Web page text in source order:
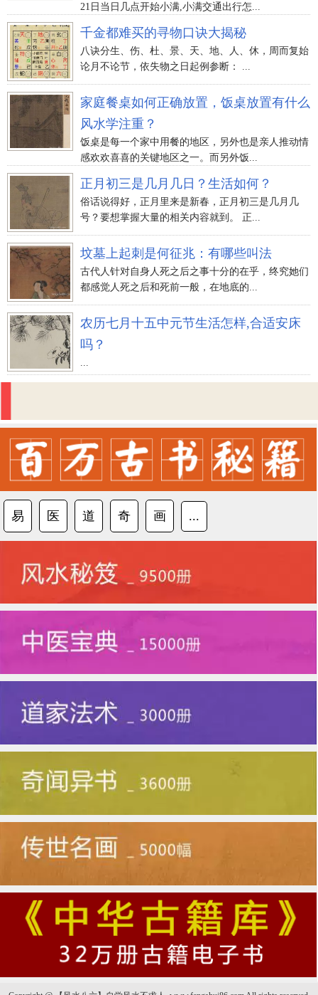
21日当日几点开始小满,小满交通出行怎...
千金都难买的寻物口诀大揭秘
八诀分生、伤、杜、景、天、地、人、休，周而复始
论月不论节，依失物之日起例参断： ...
家庭餐桌如何正确放置，饭桌放置有什么
风水学注重？
饭桌是每一个家中用餐的地区，另外也是亲人推动情
感欢欢喜喜的关键地区之一。而另外饭...
正月初三是几月几日？生活如何？
俗话说得好，正月里来是新春，正月初三是几月几
号？要想掌握大量的相关内容就到。 正...
坟墓上起刺是何征兆：有哪些叫法
古代人针对自身人死之后之事十分的在乎，终究她们
都感觉人死之后和死前一般，在地底的...
农历七月十五中元节生活怎样,合适安床
吗？
易 医 道 奇 画 ...